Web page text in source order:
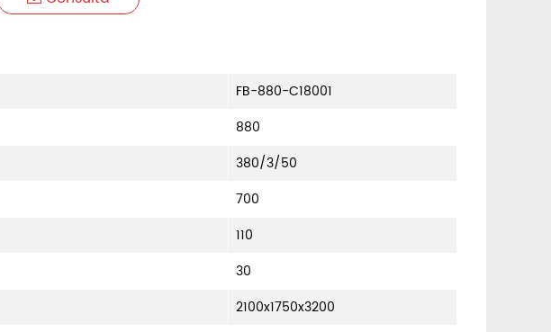
FB-880-C18001
880
380/3/50
700
110
30
2100x1750x3200